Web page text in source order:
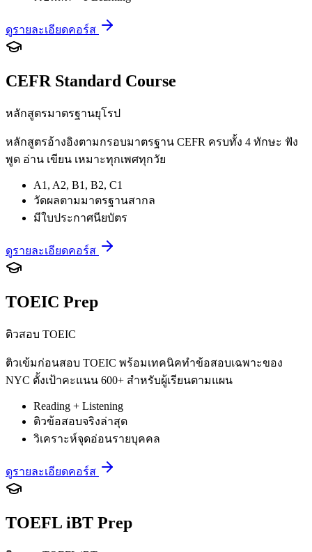
ดูรายละเอียดคอร์ส
CEFR Standard Course
หลักสูตรมาตรฐานยุโรป
หลักสูตรอ้างอิงตามกรอบมาตรฐาน CEFR ครบทั้ง 4 ทักษะ ฟัง
พูด อ่าน เขียน เหมาะทุกเพศทุกวัย
A1, A2, B1, B2, C1
วัดผลตามมาตรฐานสากล
มีใบประกาศนียบัตร
ดูรายละเอียดคอร์ส
TOEIC Prep
ติวสอบ TOEIC
ติวเข้มก่อนสอบ TOEIC พร้อมเทคนิคทำข้อสอบเฉพาะของ
NYC ตั้งเป้าคะแนน 600+ สำหรับผู้เรียนตามแผน
Reading + Listening
ติวข้อสอบจริงล่าสุด
วิเคราะห์จุดอ่อนรายบุคคล
ดูรายละเอียดคอร์ส
TOEFL iBT Prep